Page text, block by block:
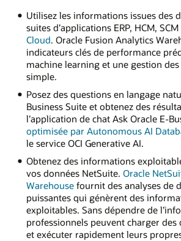
Utilisez les informations issues des
suites d’applications ERP, HCM, SCM
Cloud. Oracle Fusion Analytics
indicateurs clés de performance
machine learning et une gestion
simple.
Posez des questions en langage
Business Suite et obtenez des
l’application de chat Ask Oracle E-
optimisée par Autonomous AI
le service OCI Generative AI.
Obtenez des informations
vos données NetSuite. Oracle
Warehousefournit des analyses de
puissantes qui génèrent des
exploitables. Sans dépendre de
professionnels peuvent charger des
et exécuter rapidement leurs